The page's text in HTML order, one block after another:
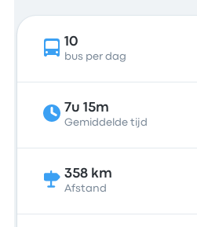
10
bus per dag
7u 15m
Gemiddelde tijd
358 km
Afstand